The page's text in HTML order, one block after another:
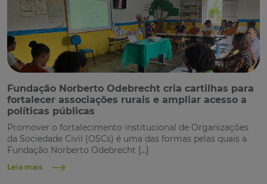
Fundação Norberto Odebrecht cria cartilhas para
fortalecer associações rurais e ampliar acesso a
políticas públicas
Promover o fortalecimento institucional de Organizações
da Sociedade Civil (OSCs) é uma das formas pelas quais a
Fundação Norberto Odebrecht […]
Leia mais